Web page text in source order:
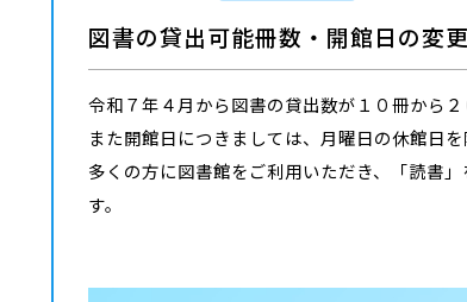
図書の貸出可能冊数・開館日の変
令和７年４月から図書の貸出数が １０冊から
また開館日につきましては、 月曜日の休館日
多くの方に図書館をご利用いただき、「読書
す。